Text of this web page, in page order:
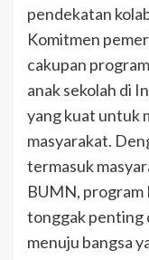
pendekatan
Komitmen
cakupan
anak sekolah di
yang kuat untuk
masyarakat.
termasuk
BUMN, program
tonggak penting
menuju bangsa